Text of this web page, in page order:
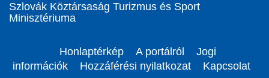
Szlovák Köztársaság Turizmus és Sport
Minisztériuma
Honlaptérkép A portálról
Jogi
információk
Hozzáférési nyilatkozat Kapcsolat